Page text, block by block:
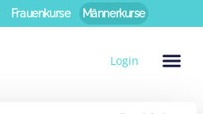
Frauenkurse Männerkurse
Login